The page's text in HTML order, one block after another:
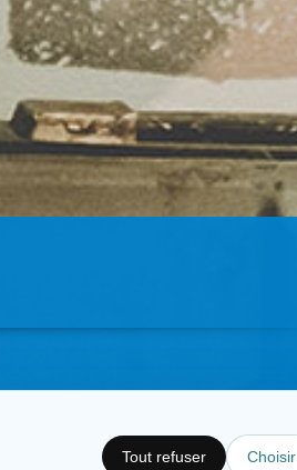
Tout refuser Choisir